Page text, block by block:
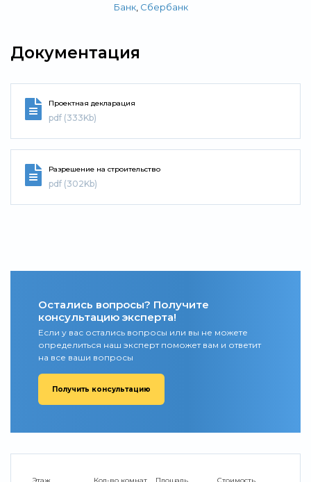
Банк Сбербанк
Документация
Проектная декларация
pdf (333Kb)
Разрешение на строительство
pdf (302Kb)
Остались вопросы? Получите
консультацию эксперта!
Если у вас остались вопросы или вы не можете
определиться наш эксперт поможет вам и ответит
на все ваши вопросы
Получить консультацию